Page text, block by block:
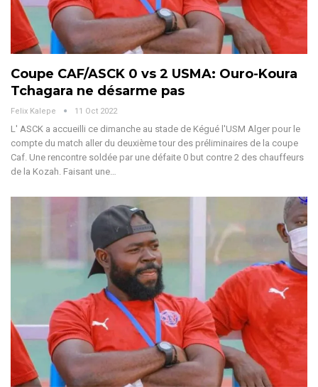
Coupe CAF/ASCK 0 vs 2 USMA: Ouro-Koura
Tchagara ne désarme pas
Felix Kalepe 11 Oct 2022
L' ASCK a accueilli ce dimanche au stade de Kégué l'USM Alger pour le
compte du match aller du deuxième tour des préliminaires de la coupe
Caf. Une rencontre soldée par une défaite 0 but contre 2 des chauffeurs
de la Kozah. Faisant une…